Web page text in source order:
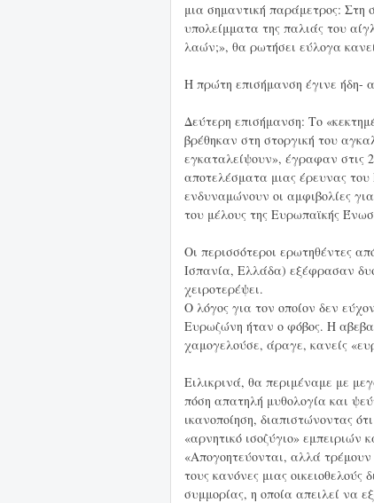
μια σημαντική παράμετρος:
υπολείμματα της παλιάς του
λαών;», θα ρωτήσει εύλογα
Η πρώτη επισήμανση έγινε ήδη-
Δεύτερη επισήμανση: Το
βρέθηκαν στη στοργική του
εγκαταλείψουν», έγραφαν στις
αποτελέσματα μιας έρευνας του
ενδυναμώνουν οι αμφιβολίες
του μέλους της Ευρωπαϊκής
Οι περισσότεροι ερωτηθέντες
Ισπανία, Ελλάδα) εξέφρασαν
χειροτερέψει.
Ο λόγος για τον οποίον δεν
Ευρωζώνη ήταν ο φόβος. Η
χαμογελούσε, άραγε, κανείς
Ειλικρινά, θα περιμέναμε με
πόση απατηλή μυθολογία και
ικανοποίηση, διαπιστώνοντας
«αρνητικό ισοζύγιο»
«Απογοητεύονται, αλλά
τους κανόνες μιας
συμμορίας, η οποία απειλεί να